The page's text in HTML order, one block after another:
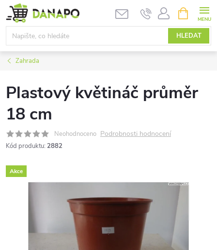
Přejít
na
obsah
HLEDAT
NÁKUPNÍ
KOŠÍK
Zahrada
Plastový květináč průměr
18 cm
Neohodnoceno Podrobnosti hodnocení
Kód produktu: 2882
Akce